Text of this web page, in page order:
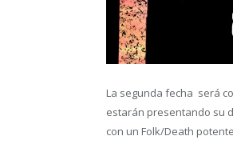
La segunda fecha será
estarán presentando su
con un Folk/Death